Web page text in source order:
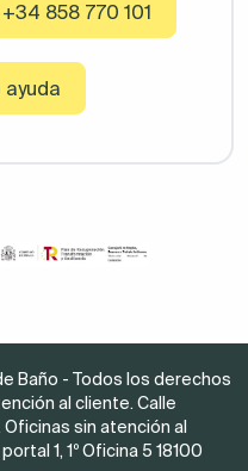
+34 858 770 101
ayuda
Baño - Todos los derechos
al cliente. Calle
sin atención al
1, 1º Oficina 5 18100